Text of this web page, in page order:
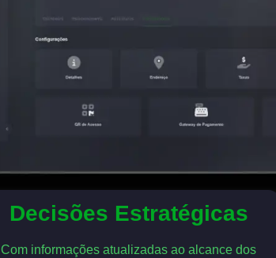
Decisões Estratégicas
Com informações atualizadas ao alcance dos